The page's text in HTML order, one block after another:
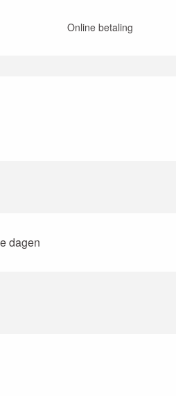
Online betaling
dagen